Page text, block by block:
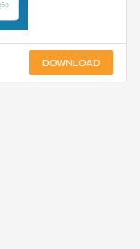
DOWNLOAD